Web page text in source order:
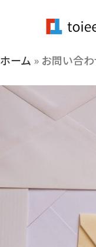
ス
キ
ホーム » お問い合